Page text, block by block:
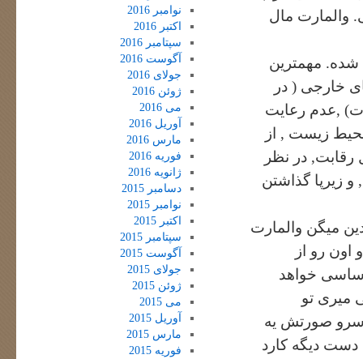
والمارت مال
شده. مهمترین
خارجی ( در
,عدم رعایت
زیست , از
رقابت, در نظر
زیرپا گذاشتن
میگن والمارت
اون رو از
خواهد
میری تو
سرو صورتش یه
دست دیگه کارد
نوامبر 2016
اکتبر 2016
سپتامبر 2016
آگوست 2016
جولای 2016
ژوئن 2016
می 2016
آوریل 2016
مارس 2016
فوریه 2016
ژانویه 2016
دسامبر 2015
نوامبر 2015
اکتبر 2015
سپتامبر 2015
آگوست 2015
جولای 2015
ژوئن 2015
می 2015
آوریل 2015
مارس 2015
فوریه 2015